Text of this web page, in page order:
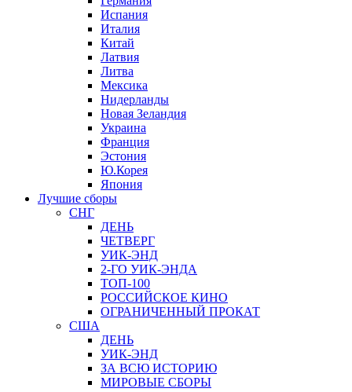
Испания
Италия
Китай
Латвия
Литва
Мексика
Нидерланды
Новая Зеландия
Украина
Франция
Эстония
Ю.Корея
Япония
Лучшие сборы
СНГ
ДЕНЬ
ЧЕТВЕРГ
УИК-ЭНД
2-ГО УИК-ЭНДА
ТОП-100
РОССИЙСКОЕ КИНО
ОГРАНИЧЕННЫЙ ПРОКАТ
США
ДЕНЬ
УИК-ЭНД
ЗА ВСЮ ИСТОРИЮ
МИРОВЫЕ СБОРЫ